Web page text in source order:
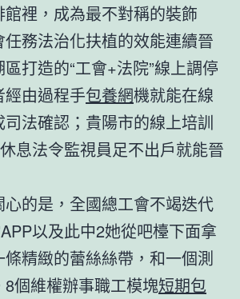
裡，成為最不對稱的裝飾
務法治化扶植的效能連續晉
打造的“工會+法院”線上調停
由過程手包養網機就能在線
法確認；貴陽市的線上培訓
息法令監視員足不出戶就能晉
的是，全國總工會不竭迭代
以及此中2她從吧檯下面拿
精緻的蕾絲絲帶，和一個測
個維權辦事職工模塊短期包